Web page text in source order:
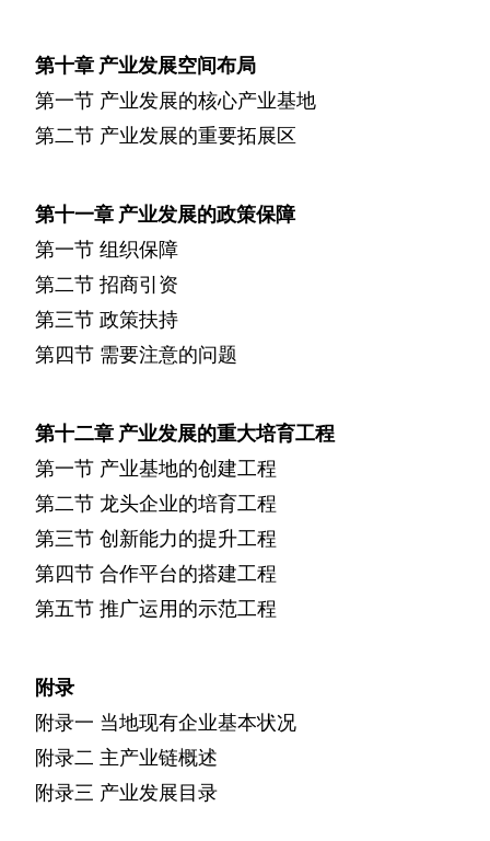
第十章 产业发展空间布局
第一节 产业发展的核心产业基地
第二节 产业发展的重要拓展区
第十一章 产业发展的政策保障
第一节 组织保障
第二节 招商引资
第三节 政策扶持
第四节 需要注意的问题
第十二章 产业发展的重大培育工程
第一节 产业基地的创建工程
第二节 龙头企业的培育工程
第三节 创新能力的提升工程
第四节 合作平台的搭建工程
第五节 推广运用的示范工程
附录
附录一 当地现有企业基本状况
附录二 主产业链概述
附录三 产业发展目录